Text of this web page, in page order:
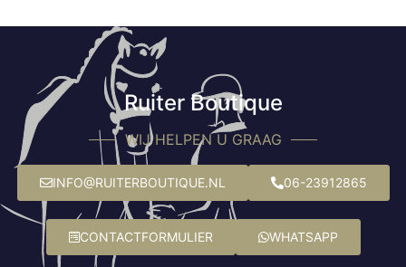
Ruiter Boutique
WIJ HELPEN U GRAAG
INFO@RUITERBOUTIQUE.NL 06-23912865
CONTACTFORMULIER WHATSAPP